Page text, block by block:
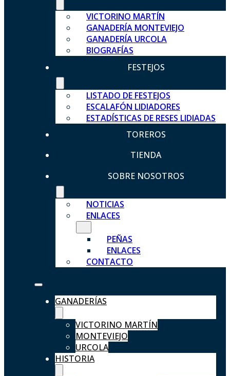
VICTORINO MARTÍN
GANADERÍA MONTEVIEJO
GANADERÍA URCOLA
BIOGRAFÍAS
FESTEJOS
LISTADO DE FESTEJOS
ESCALAFÓN LIDIADORES
ESTADÍSTICAS DE RESES LIDIADAS
TOREROS
TIENDA
SOBRE NOSOTROS
NOTICIAS
ENLACES
PEÑAS
ENLACES
CONTACTO
GANADERÍAS
VICTORINO MARTÍN
MONTEVIEJO
URCOLA
HISTORIA